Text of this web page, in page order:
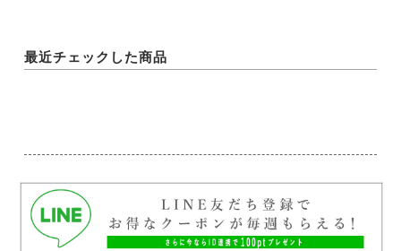
最近チェックした商品